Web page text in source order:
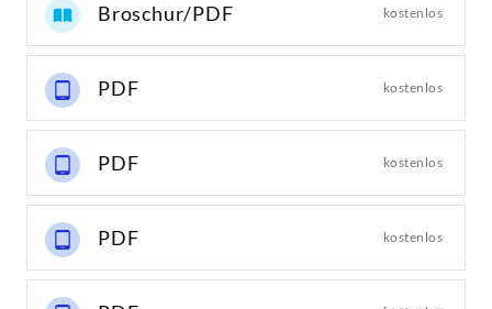
Broschur/PDF kostenlos
PDF kostenlos
PDF kostenlos
PDF kostenlos